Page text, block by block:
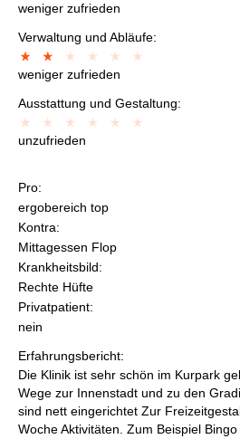
weniger zufrieden
Verwaltung und Abläufe:
weniger zufrieden
Ausstattung und Gestaltung:
unzufrieden
Pro:
ergobereich top
Kontra:
Mittagessen Flop
Krankheitsbild:
Rechte Hüfte
Privatpatient:
nein
Erfahrungsbericht:
Die Klinik ist sehr schön im Kurpark
Wege zur Innenstadt und zu den
sind nett eingerichtet Zur
Woche Aktivitäten. Zum Beispiel